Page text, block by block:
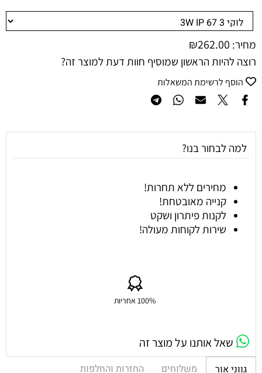
מחיר: ₪262.00
רוצה להיות הראשון שמוסיף חוות דעת למוצר זה?
הוסף לרשימת המשאלות
למה לבחור בנו?
מחירים ללא תחרות!
קנייה מאובטחת!
לקנות פיתרון ושקט
שירות לקוחות מעולה!
100% אחריות
שאל אותנו על מוצר זה
גווני אור משלוחים
החזרות והחלפות